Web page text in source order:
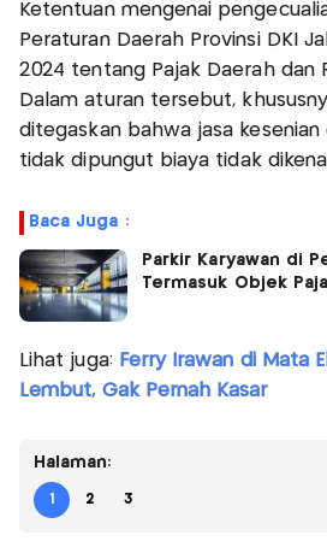
Ketentuan mengenai
Peraturan Daerah Provinsi DKI
2024 tentang Pajak Daerah dan
Dalam aturan tersebut,
ditegaskan bahwa jasa kesenian
tidak dipungut biaya tidak dikenai
Baca Juga :
Parkir Karyawan di
Termasuk Objek
Lihat juga: Ferry Irawan di Mata
Lembut, Gak Pernah Kasar
Halaman:
1 2 3